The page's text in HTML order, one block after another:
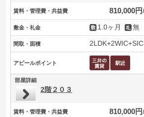
賃料・管理費・共益費 810,000円
敷金・礼金 1.0ヶ月 無
間取・面積 2LDK+2WIC+SIC
アピールポイント
部屋詳細
2階２０３
賃料・管理費・共益費 810,000円